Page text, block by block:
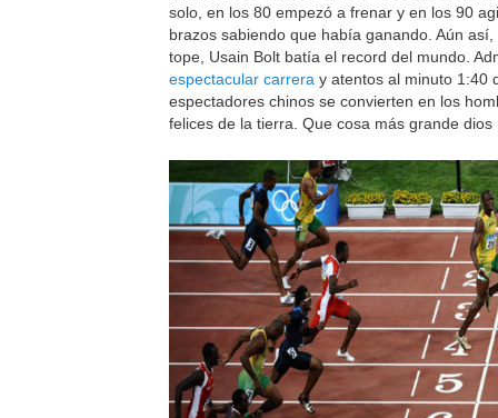
solo, en los 80 empezó a frenar y en los 90
brazos sabiendo que había ganando. Aún
tope, Usain Bolt batía el record del mundo.
espectacular carrera y atentos al minuto 1:40
espectadores chinos se convierten en los
felices de la tierra. Que cosa más grande dios